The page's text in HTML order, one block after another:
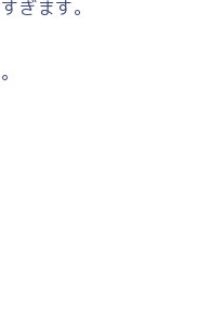
ぎます。